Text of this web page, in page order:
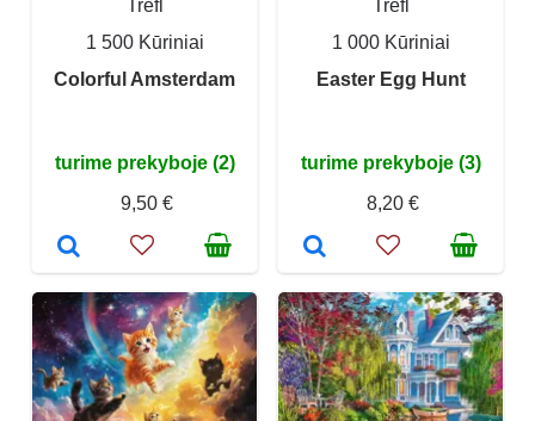
Trefl
1 500 Kūriniai
Colorful Amsterdam
turime prekyboje (2)
9,50 €
Trefl
1 000 Kūriniai
Easter Egg Hunt
turime prekyboje (3)
8,20 €